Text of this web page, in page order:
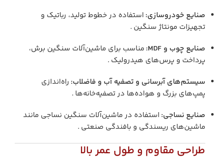
صنایع خودروسازی: استفاده در خطوط تولید، رباتیک و
تجهیزات مونتاژ سنگین .
صنایع چوب و MDF:
مناسب برای ماشین‌آلات سنگین برش،
پرداخت و پرس‌های هیدرولیک .
سیستم‌های آبرسانی و تصفیه آب و فاضلاب: راه‌اندازی
پمپ‌های بزرگ و هواده‌ها در تصفیه‌خانه‌ها .
صنایع نساجی: استفاده در ماشین‌آلات سنگین نساجی مانند
ماشین‌های ریسندگی و بافندگی صنعتی .
طراحی مقاوم و طول عمر بالا